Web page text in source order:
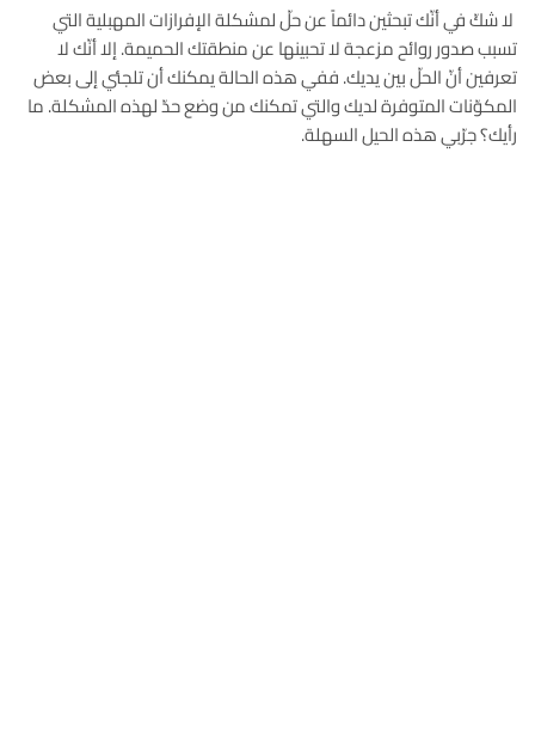
لا شكّ في أنّك تبحثين دائماً عن حلّ لمشكلة الإفرازات المهبلية التي
تسبب صدور روائح مزعجة لا تحبينها عن منطقتك الحميمة. إلا أنّك لا
تعرفين أنّ الحلّ بين يديك. ففي هذه الحالة يمكنك أن تلجئي إلى بعض
المكوّنات المتوفرة لديك والتي تمكنك من وضع حدّ لهذه المشكلة. ما
رأيك؟ جرّبي هذه الحيل السهلة.